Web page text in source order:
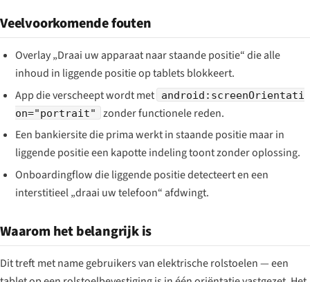
Veelvoorkomende fouten
Overlay „Draai uw apparaat naar staande positie“ die alle
inhoud in liggende positie op tablets blokkeert.
App die verscheept wordt met
android:screenOrientati
on="portrait"
zonder functionele reden.
Een bankiersite die prima werkt in staande positie maar in
liggende positie een kapotte indeling toont zonder oplossing.
Onboardingflow die liggende positie detecteert en een
interstitieel „draai uw telefoon“ afdwingt.
Waarom het belangrijk is
Dit treft met name gebruikers van elektrische rolstoelen — een